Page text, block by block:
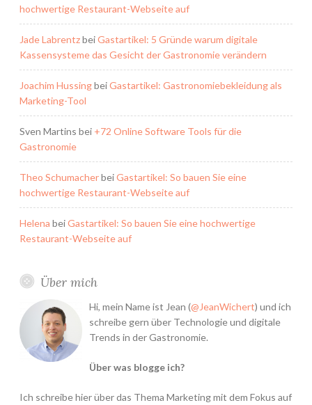
hochwertige Restaurant-Webseite auf
Jade LabrentzbeiGastartikel: 5 Gründe warum digitale
Kassensysteme das Gesicht der Gastronomie verändern
Joachim HussingbeiGastartikel: Gastronomiebekleidung als
Marketing-Tool
Sven Martins bei +72 Online Software Tools für die
Gastronomie
Theo SchumacherbeiGastartikel: So bauen Sie eine
hochwertige Restaurant-Webseite auf
Helena beiGastartikel: So bauen Sie eine hochwertige
Restaurant-Webseite auf
Über mich
Hi, mein Name ist Jean (@JeanWichert) und ich
schreibe gern über Technologie und digitale
Trends in der Gastronomie.
Über was blogge ich?
Ich schreibe hier über das Thema Marketing mit dem Fokus auf